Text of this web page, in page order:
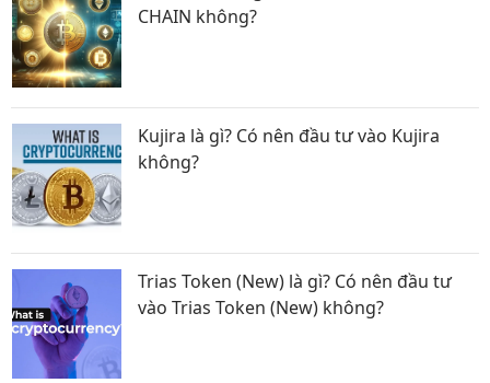
CHAIN không?
Kujira là gì? Có nên đầu tư vào Kujira
không?
Trias Token (New) là gì? Có nên đầu tư
vào Trias Token (New) không?